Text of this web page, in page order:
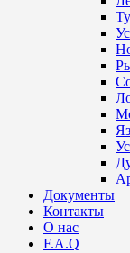
Документы
Контакты
О нас
F.A.Q